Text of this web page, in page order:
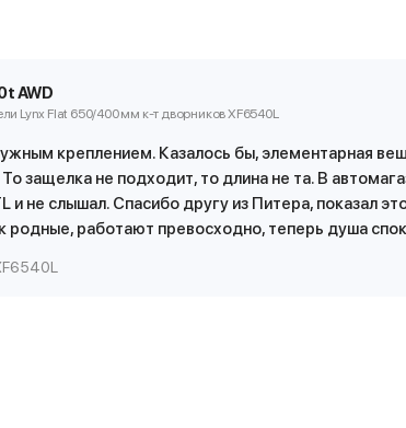
AWD
Lynx Flat 650/400 мм к-т дворников XF6540L
креплением. Казалось бы, элементарная
защелка не подходит, то длина не та. В
и не слышал. Спасибо другу из Питера, показал
родные, работают превосходно, теперь душа